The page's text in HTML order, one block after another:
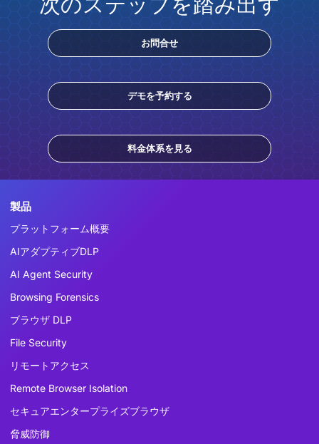
お問合せ
デモを予約する
料金体系を見る
製品
プラットフォーム概要
AIアダプティブDLP
AI Agent Security
Browsing Forensics
ブラウザ DLP
File Security
リモートアクセス
Remote Browser Isolation
セキュアエンタープライズブラウザ
脅威防御